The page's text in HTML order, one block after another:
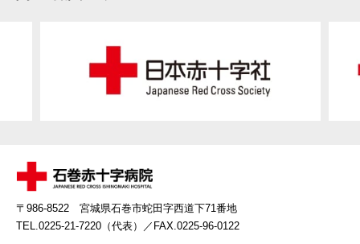
〒986-8522 宮城県石巻市蛇田字西道下71番地
TEL.0225-21-7220（代表）
／FAX.0225-96-0122